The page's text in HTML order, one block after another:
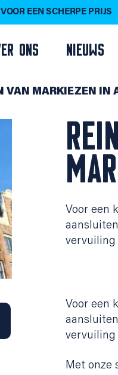
VOOR EEN SCHERPE PRIJS
ONS NIEUWS
VAN MARKIEZEN IN
Voor een
vervuiling
Voor een
vervuiling
Met onze